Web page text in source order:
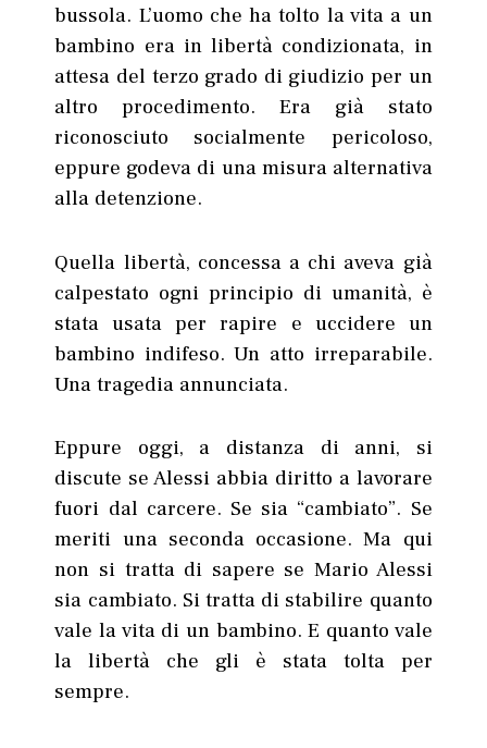
bussola. L’uomo che ha tolto la vita a un
bambino era in libertà condizionata, in
attesa del terzo grado di giudizio per un
altro procedimento. Era già stato
riconosciuto socialmente pericoloso,
eppure godeva di una misura alternativa
alla detenzione.
Quella libertà, concessa a chi aveva già
calpestato ogni principio di umanità, è
stata usata per rapire e uccidere un
bambino indifeso. Un atto irreparabile.
Una tragedia annunciata.
Eppure oggi, a distanza di anni, si
discute se Alessi abbia diritto a lavorare
fuori dal carcere. Se sia “cambiato”. Se
meriti una seconda occasione. Ma qui
non si tratta di sapere se Mario Alessi
sia cambiato. Si tratta di stabilire quanto
vale la vita di un bambino. E quanto vale
la libertà che gli è stata tolta per
sempre.